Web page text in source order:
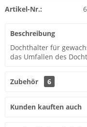
Artikel-Nr.:
Beschreibung
Dochthalter für
das Umfallen des
Zubehör 6
Kunden kauften auch